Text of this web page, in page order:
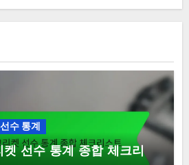
수 통계
켓 선수 통계 종합 체크리